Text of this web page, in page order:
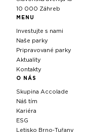
10 000 Záhreb
MENU
Investujte s nami
Naše parky
Pripravované parky
Aktuality
Kontakty
O NÁS
Skupina Accolade
Náš tím
Kariéra
ESG
Letisko Brno‑Tuřany